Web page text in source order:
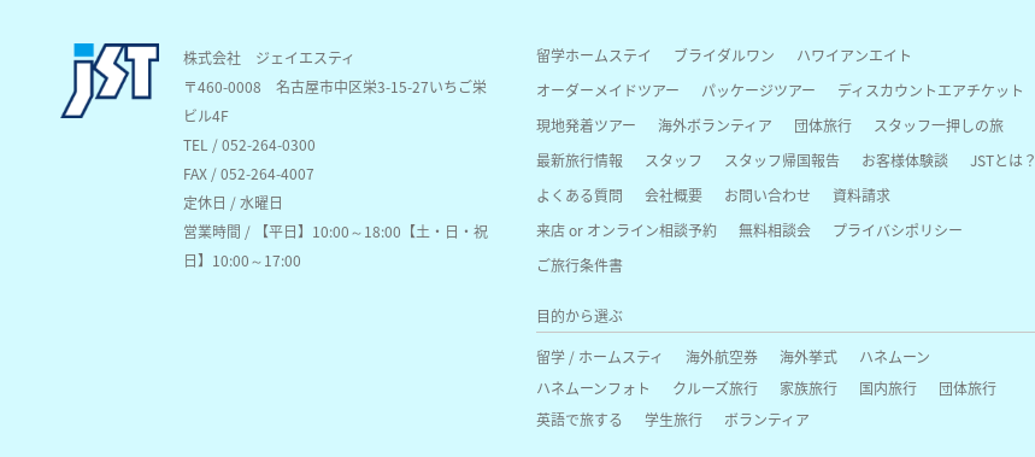
株式会社 ジェイエスティ
〒460-0008名古屋市中区栄3-15-27いちご栄
ビル4F
TEL / 052-264-0300
FAX / 052-264-4007
定休日 / 水曜日
営業時間 / 【平日】10:00～18:00【土・日・祝
日】10:00～17:00
留学ホームステイ ブライダルワン
ハワイアンエイト
オーダーメイドツアー
パッケージツアー
ディスカウントエアチケット
現地発着ツアー
海外ボランティア 団体旅行
スタッフ一押しの旅
最新旅行情報
スタッフ スタッフ帰国報告 お客様体験談
JSTとは？
よくある質問
会社概要 お問い合わせ
資料請求
来店 or オンライン相談予約
無料相談会
プライバシポリシー
ご旅行条件書
目的から選ぶ
留学 / ホームスティ
海外航空券 海外挙式
ハネムーン
ハネムーンフォト
クルーズ旅行 家族旅行 国内旅行
団体旅行
英語で旅する
学生旅行 ボランティア